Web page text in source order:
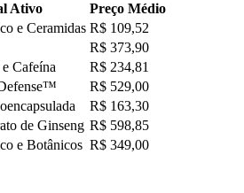
Ativo
Preço Médio
e Ceramidas R$ 109,52
R$ 373,90
Cafeína
R$ 234,81
R$ 529,00
R$ 163,30
de Ginseng R$ 598,85
e Botânicos R$ 349,00